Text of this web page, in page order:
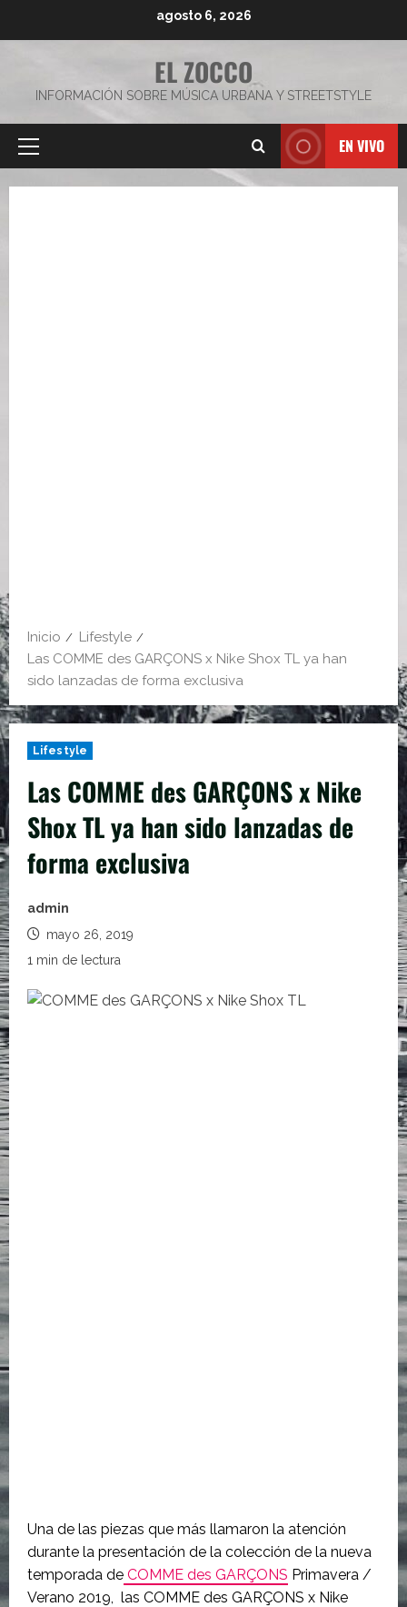
agosto 6, 2026
EL ZOCCO
INFORMACIÓN SOBRE MÚSICA URBANA Y STREETSTYLE
Menú
EN VIVO
Inicio
Lifestyle
Las COMME des GARÇONS x Nike Shox TL ya han
sido lanzadas de forma exclusiva
Lifestyle
Las COMME des GARÇONS x Nike
Shox TL ya han sido lanzadas de
forma exclusiva
admin
mayo 26, 2019
1 min de lectura
Una de las piezas que más llamaron la atención
durante la presentación de la colección de la nueva
temporada de COMME des GARÇONS Primavera /
Verano 2019, las COMME des GARÇONS x Nike